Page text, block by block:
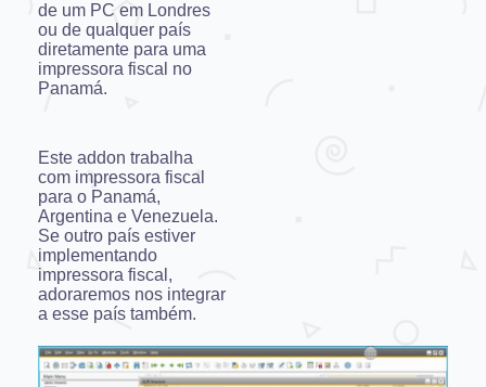
de um PC em Londres
ou de qualquer país
diretamente para uma
impressora fiscal no
Panamá.
Este addon trabalha
com impressora fiscal
para o Panamá,
Argentina e Venezuela.
Se outro país estiver
implementando
impressora fiscal,
adoraremos nos integrar
a esse país também.